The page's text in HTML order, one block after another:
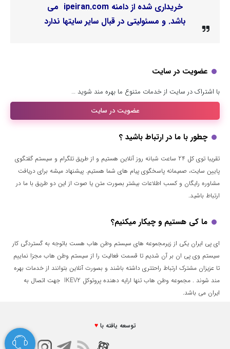
خریداری شده از دامنه ipeiran.com می
باشد. و مسئولیتی در قبال سایر سایتها ندارد
عضویت در سایت
با اشتراک در سایت از خدمات متنوع ما بهره مند شوید …
عضویت در سایت
چطور با ما در ارتباط باشید ؟
تقریبا توی کل 24 ساعت شبانه روز آنلاین هستیم و از طریق تلگرام و سیستم گفتگوی
پایین سایت، صمیمانه پاسخگوی پیام های شما هستیم. پیشنهاد میشه برای دریافت
مشاوره رایگان و کسب اطلاعات بیشتر بصورت متن یا صوت از این دو طریق با ما در
ارتباط باشید.
ما کی هستیم و چیکار میکنیم؟
ای پی ایران یکی از زیرمجموعه های سیستم وطن هاب هست باتوجه به گستردگی کار
سیستم وی پی ان بر آن شدیم تا قسمت فعالیت را از سیستم وطن هاب مجزا نماییم
تا عزیزان مشترک ارتباط راحتتری داشته باشند و بصورت آنلاین بتوانند از خدمات بهره
مند شوند . مجموعه وطن هاب تنها ارایه دهنده پروتوکل IKEV2 جهت اتصال به
ایران می باشد.
توسعه یافته با♥